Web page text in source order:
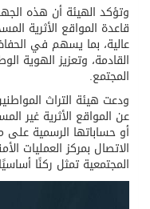
وتؤكد الهيئة أن هذه
قاعدة المواقع الأثرية
عالية، بما يسهم في
القادمة، وتعزيز الهوية
المجتمع.
ودعت هيئة التراث
عن المواقع الأثرية غير
أو حساباتها الرسمية
المجتمعية تمثل ركنًا